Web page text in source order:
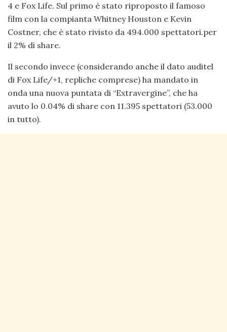
4 e Fox Life. Sul primo è stato riproposto il famoso
film con la compianta Whitney Houston e Kevin
Costner, che è stato rivisto da 494.000 spettatori.per
il 2% di share.
Il secondo invece (considerando anche il dato auditel
di Fox Life/+1, repliche comprese) ha mandato in
onda una nuova puntata di “Extravergine”, che ha
avuto lo 0.04% di share con 11.395 spettatori (53.000
in tutto).